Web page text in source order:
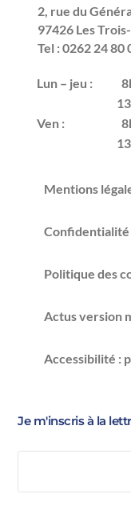
2, rue du
97426 Les
Tel : 0262 24 80
Lun – jeu :
Ven :
Mentions
Confidentialité
Politique des
Actus version
Accessibilité :
Je m'inscris à la